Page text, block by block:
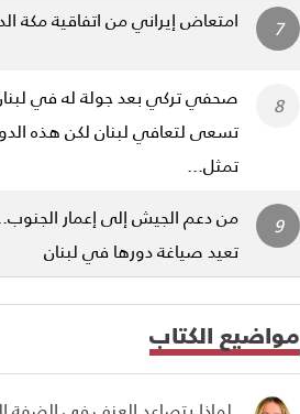
امتعاض إيراني من اتفاقية مكة
صحفي تركي بعد جولة له في
تسعى لتعافي لبنان لكن هذه
تمثل...
من دعم الجيش إلى إعمار الجنوب..
تعيد صياغة دورها في لبنان
مواضيع الكتاب